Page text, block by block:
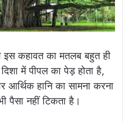
इस कहावत का मतलब बहुत ही
में पीपल का पेड़ होता है,
आर्थिक हानि का सामना करना
पैसा नहीं टिकता है।